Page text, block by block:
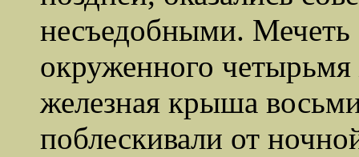
несъедобными. Мечеть
окруженного
железная крыша
поблескивали от